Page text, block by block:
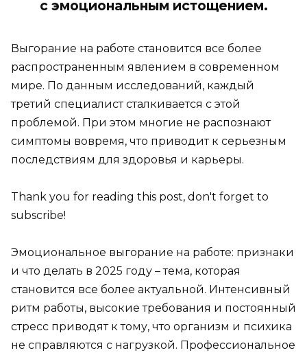
с эмоциональным истощением.
Выгорание на работе становится все более
распространенным явлением в современном
мире. По данным исследований, каждый
третий специалист сталкивается с этой
проблемой. При этом многие не распознают
симптомы вовремя, что приводит к серьезным
последствиям для здоровья и карьеры.
Thank you for reading this post, don't forget to
subscribe!
Эмоциональное выгорание на работе: признаки
и что делать в 2025 году – тема, которая
становится все более актуальной. Интенсивный
ритм работы, высокие требования и постоянный
стресс приводят к тому, что организм и психика
не справляются с нагрузкой. Профессиональное